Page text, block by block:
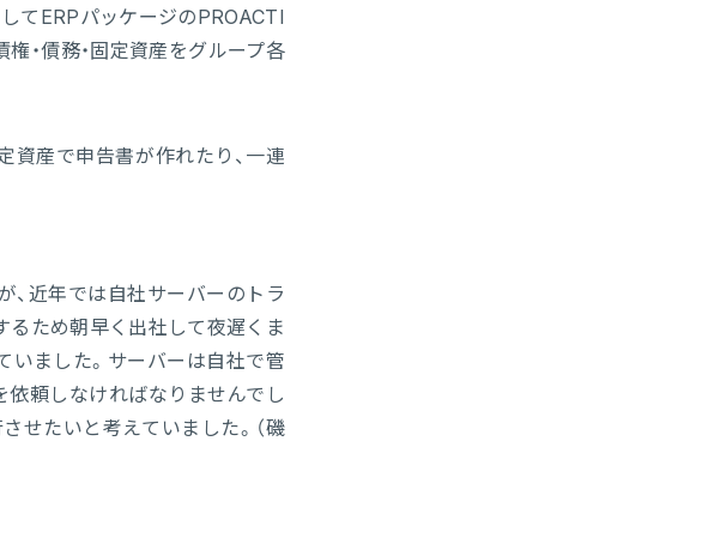
てERPパッケージのPROACTI
・債務・固定資産をグループ各
資産で申告書が作れたり、一連
、近年では自社サーバーのトラ
るため朝早く出社して夜遅くま
いました。サーバーは自社で管
依頼しなければなりませんでし
せたいと考えていました。（磯